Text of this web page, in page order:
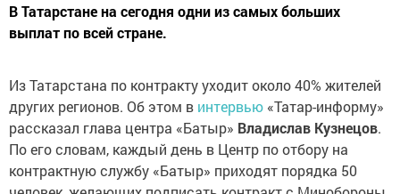
В Татарстане на сегодня одни из самых больших
выплат по всей стране.
Из Татарстана по контракту уходит около 40% жителей
других регионов. Об этом в интервью «Татар-информу»
рассказал глава центра «Батыр» Владислав Кузнецов.
По его словам, каждый день в Центр по отбору на
контрактную службу «Батыр» приходят порядка 50